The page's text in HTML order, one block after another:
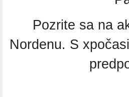
Pozrite sa na
Nordenu. S